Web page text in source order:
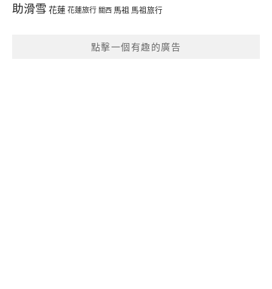
助滑雪 花蓮花蓮旅行 關西 馬祖 馬祖旅行
點擊一個有趣的廣告